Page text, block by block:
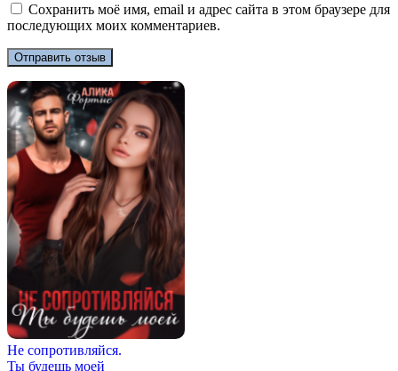
Сохранить моё имя, email и адрес сайта в этом браузере для
последующих моих комментариев.
Не сопротивляйся.
Ты будешь моей